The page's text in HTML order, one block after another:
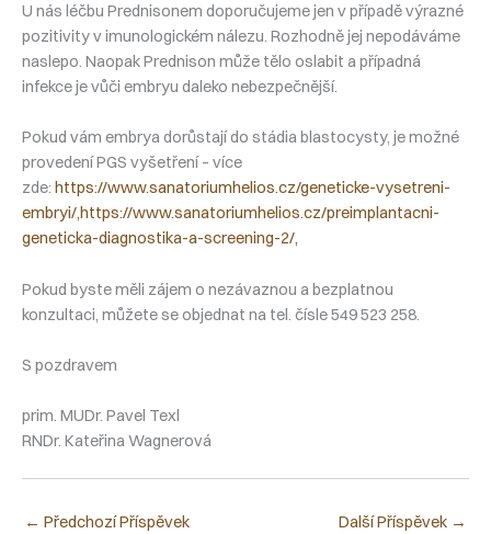
U nás léčbu Prednisonem doporučujeme jen v případě výrazné
pozitivity v imunologickém nálezu. Rozhodně jej nepodáváme
naslepo. Naopak Prednison může tělo oslabit a případná
infekce je vůči embryu daleko nebezpečnější.
Pokud vám embrya dorůstají do stádia blastocysty, je možné
provedení PGS vyšetření – více
zde: https://www.sanatoriumhelios.cz/geneticke-vysetreni-
embryi/,https://www.sanatoriumhelios.cz/preimplantacni-
geneticka-diagnostika-a-screening-2/,
Pokud byste měli zájem o nezávaznou a bezplatnou
konzultaci, můžete se objednat na tel. čísle 549 523 258.
S pozdravem
prim. MUDr. Pavel Texl
RNDr. Kateřina Wagnerová
← Předchozí Příspěvek Další Příspěvek →